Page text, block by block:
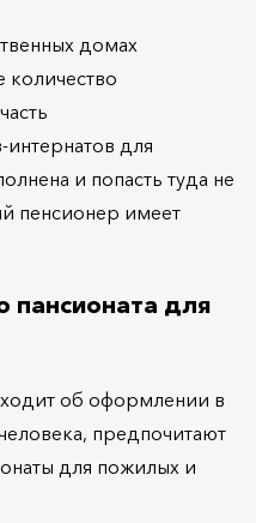
домах
количество
для
и попасть туда не
пенсионер имеет
пансионата для
об оформлении в
предпочитают
для пожилых и